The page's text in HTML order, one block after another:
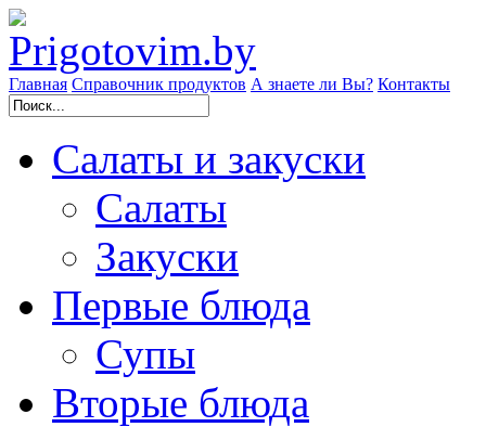
Главная Справочник продуктов А знаете ли Вы? Контакты
Салаты и закуски
Cалаты
Закуски
Первые блюда
Супы
Вторые блюда